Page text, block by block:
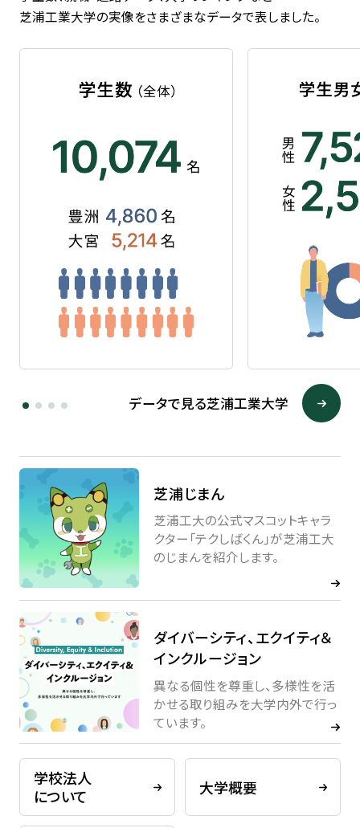
芝浦工業大学の実像をさまざまなデータで表しました。
データで見る芝浦工業大学
芝浦じまん
芝浦工大の公式マスコットキャラ
クター 「テクしばくん」が芝浦工大
のじまんを紹介します。
ダイバーシティ、エクイティ＆
インクルージョン
異なる個性を尊重し、多様性を活
かせる取り組みを大学内外で行っ
ています。
学校法人
について
大学概要